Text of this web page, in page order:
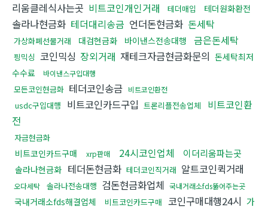
리움클레식사는곳 비트코인개인거래 테더매입 테더원화환전
솔라나현금화 테더대리송금 언더돈현금화 돈세탁
가상화폐선물거래 대검현금화 바이낸스전송대행 금은돈세탁
핑믹싱 코인믹싱 장외거래 재테크자금현금화문의 돈세탁최저
수수료
바이낸스구입대행
모든코인현금화 테더코인송금 비트코인환전
usdc구입대행 비트코인카드구입 트론리플전송업체
비트코인환
전
자금현금화
비트코인카드구매 xrp판매 24시코인업체 이더리움파는곳
솔라나현금화 테더돈현금화 테더코인직거래 알트코인퀵거래
오다세탁 솔라나전송대행 검돈현금화업체 국내거래소fds뚫어주는곳
국내거래소fds해결업체 비트코인카드구매 코인구매대행24시 가